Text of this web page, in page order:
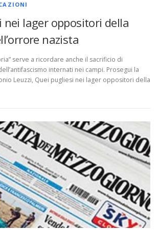
nei lager oppositori della
nazista
serve a ricordare anche il sacrificio di
internati nei campi. Prosegui la
Leuzzi, Quei pugliesi nei lager oppositori della